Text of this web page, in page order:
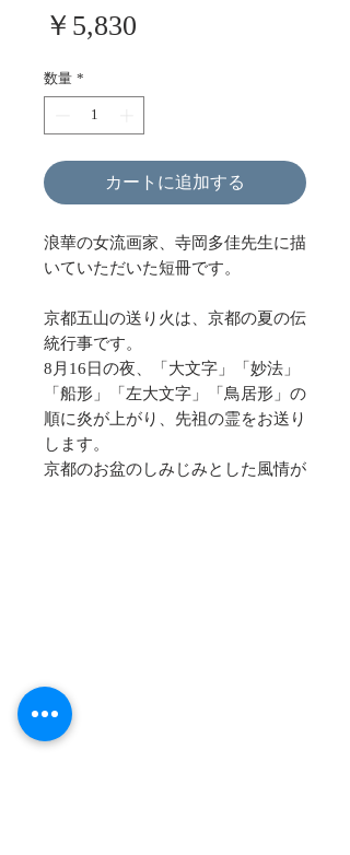
￥5,830
数量 *
カートに追加する
浪華の女流画家、寺岡多佳先生に描
いていただいた短冊です。
京都五山の送り火は、京都の夏の伝
統行事です。
8月16日の夜、「大文字」「妙法」
「船形」「左大文字」「鳥居形」の
順に炎が上がり、先祖の霊をお送り
します。
京都のお盆のしみじみとした風情が